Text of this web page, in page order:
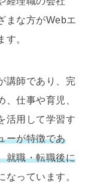
まな方がWebエ
す。
講師であり、完
仕事や育児、
活用して学習す
ーが特徴であ
就職・転職後に
なっています。